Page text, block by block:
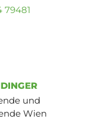
79481
und
Wien